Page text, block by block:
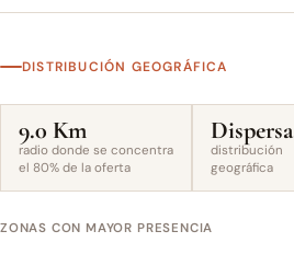
DISTRIBUCIÓN GEOGRÁFICA
9.0 Km
radio donde se concentra
el 80% de la oferta
Dispersa
distribución
geográfica
ZONAS CON MAYOR PRESENCIA